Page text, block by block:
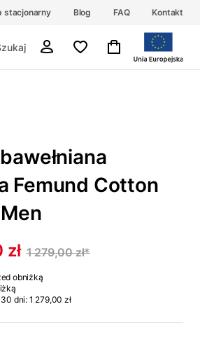
stacjonarny Blog FAQ Kontakt
Femund Cotton
1 279,00 zł*
obniżką
dni: 1 279,00 zł